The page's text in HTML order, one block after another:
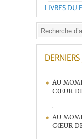
LIVRES DU
AU
CŒUR
AU
CŒUR